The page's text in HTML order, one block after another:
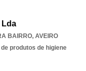
Lda
BAIRRO, AVEIRO
produtos de higiene